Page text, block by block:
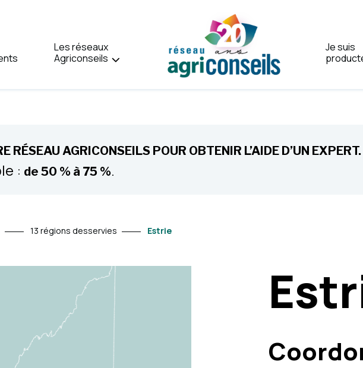
Les réseaux
Agriconseils
Je suis
RÉSEAU AGRICONSEILS POUR OBTENIR L’AIDE D’UN EXPERT.
: de 50 % à 75 %.
13 régions desservies Estrie